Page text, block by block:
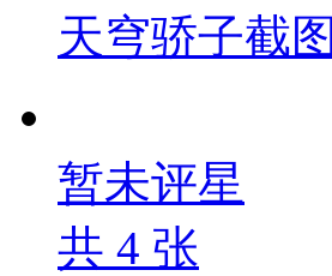
天穹骄子截图
暂未评星
共 4 张